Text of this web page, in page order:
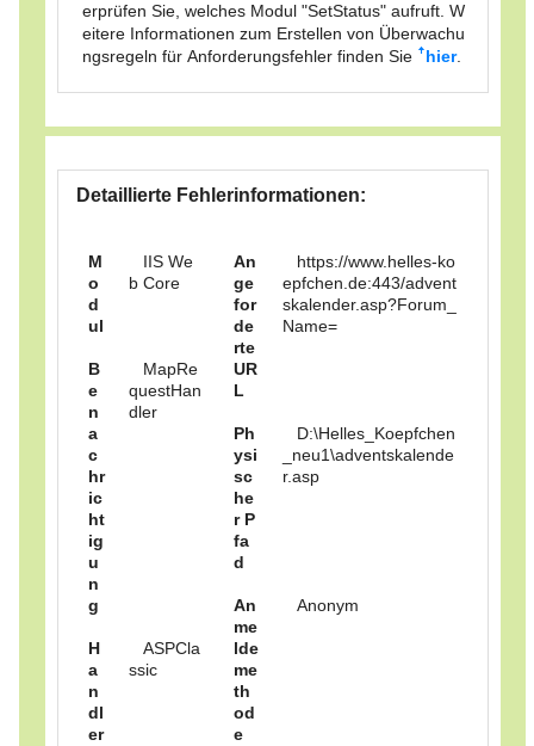
erprüfen Sie, welches Modul "SetStatus" aufruft. W
eitere Informationen zum Erstellen von Überwachu
ngsregeln für Anforderungsfehler finden Sie
hier.
Detaillierte Fehlerinformationen:
M
o
d
ul
IIS We
b Core
B
e
n
a
c
hr
ic
ht
ig
u
n
g
MapRe
questHan
dler
H
a
n
dl
er
ASPCla
ssic
An
ge
for
de
rte
UR
L
https://www.helles-ko
epfchen.de:443/advent
skalender.asp?Forum_
Name=
Ph
ysi
sc
he
r P
fa
d
D:\Helles_Koepfchen
_neu1\adventskalende
r.asp
An
me
lde
me
th
od
e
Anonym